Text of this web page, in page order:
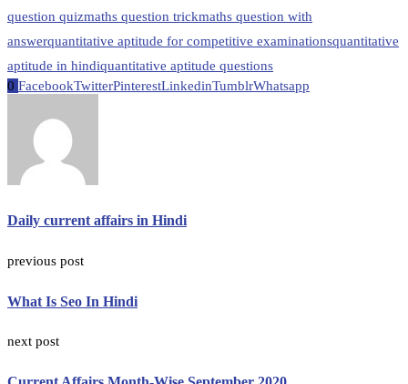
question quizmaths question trickmaths question with
answerquantitative aptitude for competitive examinationsquantitative
aptitude in hindiquantitative aptitude questions
0 FacebookTwitterPinterestLinkedinTumblrWhatsapp
Daily current affairs in Hindi
previous post
What Is Seo In Hindi
next post